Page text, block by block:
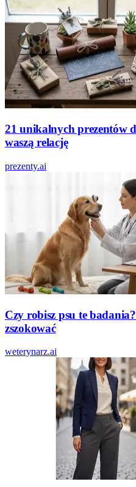
21 unikalnych prezentów
waszą relację
prezenty.ai
Czy robisz psu te
zszokować
weterynarz.ai